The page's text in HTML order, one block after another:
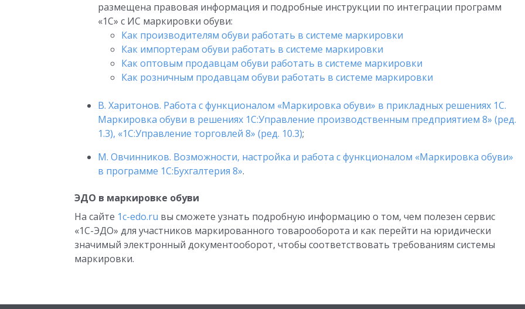
размещена правовая информация и подробные инструкции по интеграции программ
«1С» с ИС маркировки обуви:
Как производителям обуви работать в системе маркировки
Как импортерам обуви работать в системе маркировки
Как оптовым продавцам обуви работать в системе маркировки
Как розничным продавцам обуви работать в системе маркировки
В. Харитонов. Работа с функционалом «Маркировка обуви» в прикладных решениях 1С.
Маркировка обуви в решениях 1С:Управление производственным предприятием 8» (ред.
1.3), «1С:Управление торговлей 8» (ред. 10.3);
М. Овчинников. Возможности, настройка и работа с функционалом «Маркировка обуви»
в программе 1С:Бухгалтерия 8».
ЭДО в маркировке обуви
На сайте 1c-edo.ru вы сможете узнать подробную информацию о том, чем полезен сервис
«1С-ЭДО» для участников маркированного товарооборота и как перейти на юридически
значимый электронный документооборот, чтобы соответствовать требованиям системы
маркировки.